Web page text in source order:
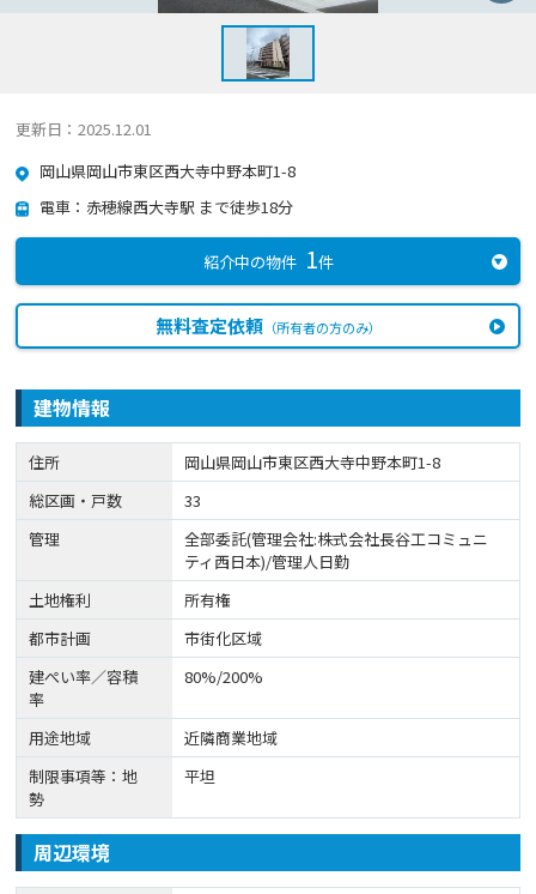
更新日：2025.12.01
岡山県岡山市東区西大寺中野本町1-8
電車：赤穂線西大寺駅 まで徒歩18分
紹介中の物件 1件
無料査定依頼（所有者の方のみ）
建物情報
住所
岡山県岡山市東区西大寺中野本町1-8
総区画・戸数
33
管理
全部委託(管理会社:株式会社長谷工コミュニ
ティ西日本)/管理人日勤
土地権利
所有権
都市計画
市街化区域
建ぺい率／容積
率
80%/200%
用途地域
近隣商業地域
制限事項等：地
勢
平坦
周辺環境